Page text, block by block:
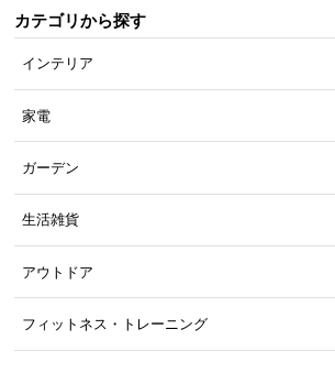
ワイドで使いやすい天板サイズ
カテゴリから探す
インテリア
家電
ガーデン
生活雑貨
アウトドア
フィットネス・トレーニング